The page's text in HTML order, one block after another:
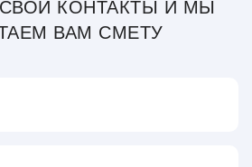
КОНТАКТЫ И МЫ
ВАМ СМЕТУ